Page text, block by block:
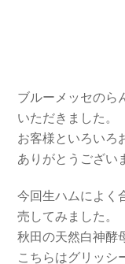
ブルーメッセのら
いただきました。
お客様といろいろ
ありがとうござい
今回生ハムによく
売してみました。
秋田の天然白神酵
こちらはグリッシ